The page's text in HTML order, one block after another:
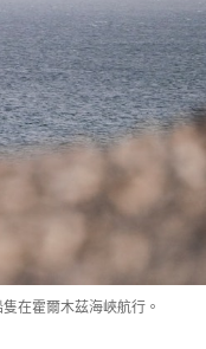
在霍爾木茲海峽航行。